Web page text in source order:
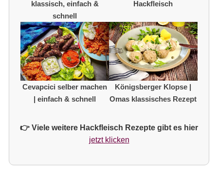
klassisch, einfach &
schnell
Hackfleisch
Cevapcici selber machen
| einfach & schnell
Königsberger Klopse |
Omas klassisches Rezept
👉 Viele weitere Hackfleisch Rezepte gibt es hier
jetzt klicken